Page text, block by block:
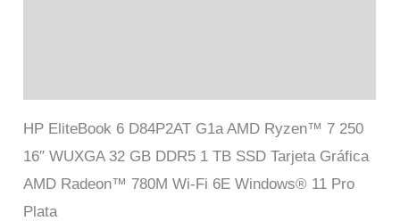
HP EliteBook 6 D84P2AT G1a AMD Ryzen™ 7 250
16″ WUXGA 32 GB DDR5 1 TB SSD Tarjeta Gráfica
AMD Radeon™ 780M Wi-Fi 6E Windows® 11 Pro
Plata